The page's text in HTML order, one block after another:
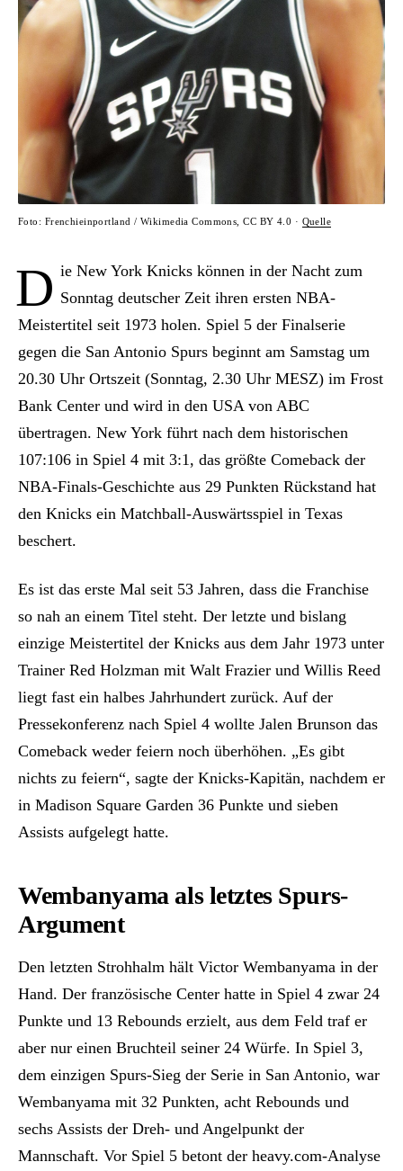
Foto: Frenchieinportland / Wikimedia Commons, CC BY 4.0 · Quelle
D ie New York Knicks können in der Nacht zum
Sonntag deutscher Zeit ihren ersten NBA-
Meistertitel seit 1973 holen. Spiel 5 der Finalserie
gegen die San Antonio Spurs beginnt am Samstag um
20.30 Uhr Ortszeit (Sonntag, 2.30 Uhr MESZ) im Frost
Bank Center und wird in den USA von ABC
übertragen. New York führt nach dem historischen
107:106 in Spiel 4 mit 3:1, das größte Comeback der
NBA-Finals-Geschichte aus 29 Punkten Rückstand hat
den Knicks ein Matchball-Auswärtsspiel in Texas
beschert.
Es ist das erste Mal seit 53 Jahren, dass die Franchise
so nah an einem Titel steht. Der letzte und bislang
einzige Meistertitel der Knicks aus dem Jahr 1973 unter
Trainer Red Holzman mit Walt Frazier und Willis Reed
liegt fast ein halbes Jahrhundert zurück. Auf der
Pressekonferenz nach Spiel 4 wollte Jalen Brunson das
Comeback weder feiern noch überhöhen. „Es gibt
nichts zu feiern“, sagte der Knicks-Kapitän, nachdem er
in Madison Square Garden 36 Punkte und sieben
Assists aufgelegt hatte.
Wembanyama als letztes Spurs-
Argument
Den letzten Strohhalm hält Victor Wembanyama in der
Hand. Der französische Center hatte in Spiel 4 zwar 24
Punkte und 13 Rebounds erzielt, aus dem Feld traf er
aber nur einen Bruchteil seiner 24 Würfe. In Spiel 3,
dem einzigen Spurs-Sieg der Serie in San Antonio, war
Wembanyama mit 32 Punkten, acht Rebounds und
sechs Assists der Dreh- und Angelpunkt der
Mannschaft. Vor Spiel 5 betont der heavy.com-Analyse